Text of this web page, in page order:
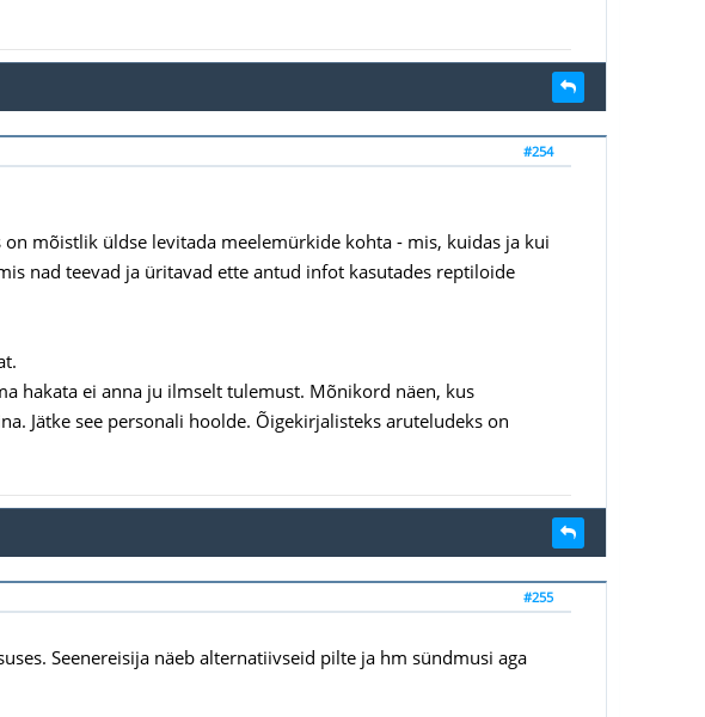
#254
mõistlik üldse levitada meelemürkide kohta - mis, kuidas ja kui
nad teevad ja üritavad ette antud infot kasutades reptiloide
hakata ei anna ju ilmselt tulemust. Mõnikord näen, kus
Jätke see personali hoolde. Õigekirjalisteks aruteludeks on
#255
Seenereisija näeb alternatiivseid pilte ja hm sündmusi aga